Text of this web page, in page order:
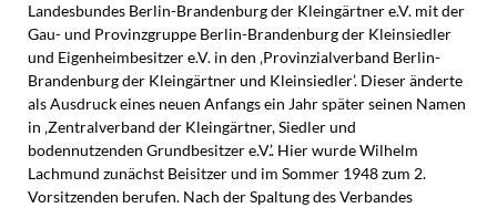
Landesbundes Berlin-Brandenburg der Kleingärtner e.V. mit der
Gau- und Provinzgruppe Berlin-Brandenburg der Kleinsiedler
und Eigenheimbesitzer e.V. in den ‚Provinzialverband Berlin-
Brandenburg der Kleingärtner und Kleinsiedler’. Dieser änderte
als Ausdruck eines neuen Anfangs ein Jahr später seinen Namen
in ‚Zentralverband der Kleingärtner, Siedler und
bodennutzenden Grundbesitzer e.V.’. Hier wurde Wilhelm
Lachmund zunächst Beisitzer und im Sommer 1948 zum 2.
Vorsitzenden berufen. Nach der Spaltung des Verbandes